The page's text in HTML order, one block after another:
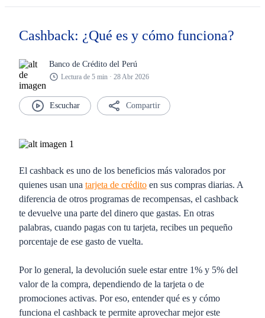
Cashback: ¿Qué es y cómo funciona?
Banco de Crédito del Perú
Lectura de 5 min · 28 Abr 2026
Compartir
El cashback es uno de los beneficios más valorados por
quienes usan una tarjeta de crédito en sus compras diarias. A
diferencia de otros programas de recompensas, el cashback
te devuelve una parte del dinero que gastas. En otras
palabras, cuando pagas con tu tarjeta, recibes un pequeño
porcentaje de ese gasto de vuelta.
Por lo general, la devolución suele estar entre 1% y 5% del
valor de la compra, dependiendo de la tarjeta o de
promociones activas. Por eso, entender qué es y cómo
funciona el cashback te permite aprovechar mejor este